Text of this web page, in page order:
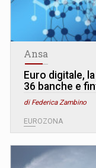
Ansa
Euro digitale,
36 banche e
di Federica Zambino
EUROZONA